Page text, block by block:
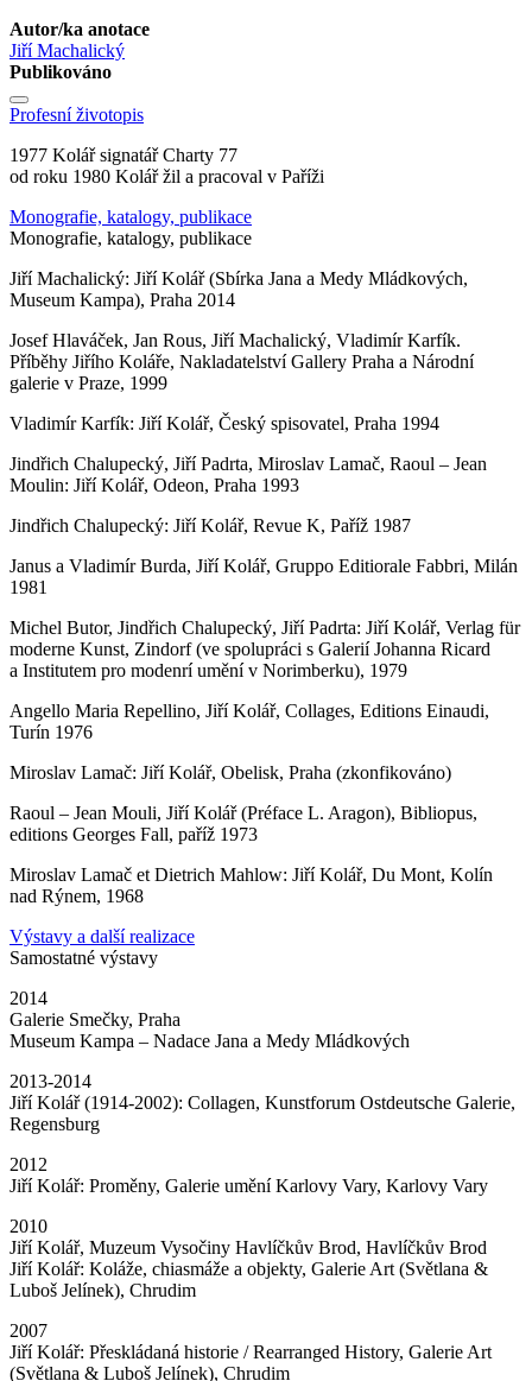
Autor/ka anotace
Jiří Machalický
Publikováno
Profesní životopis
1977 Kolář signatář Charty 77
od roku 1980 Kolář žil a pracoval v Paříži
Monografie, katalogy, publikace
Monografie, katalogy, publikace
Jiří Machalický: Jiří Kolář (Sbírka Jana a Medy Mládkových,
Museum Kampa), Praha 2014
Josef Hlaváček, Jan Rous, Jiří Machalický, Vladimír Karfík.
Příběhy Jiřího Koláře, Nakladatelství Gallery Praha a Národní
galerie v Praze, 1999
Vladimír Karfík: Jiří Kolář, Český spisovatel, Praha 1994
Jindřich Chalupecký, Jiří Padrta, Miroslav Lamač, Raoul – Jean
Moulin: Jiří Kolář, Odeon, Praha 1993
Jindřich Chalupecký: Jiří Kolář, Revue K, Paříž 1987
Janus a Vladimír Burda, Jiří Kolář, Gruppo Editiorale Fabbri, Milán
1981
Michel Butor, Jindřich Chalupecký, Jiří Padrta: Jiří Kolář, Verlag für
moderne Kunst, Zindorf (ve spolupráci s Galerií Johanna Ricard
a Institutem pro modenrí umění v Norimberku), 1979
Angello Maria Repellino, Jiří Kolář, Collages, Editions Einaudi,
Turín 1976
Miroslav Lamač: Jiří Kolář, Obelisk, Praha (zkonfikováno)
Raoul – Jean Mouli, Jiří Kolář (Préface L. Aragon), Bibliopus,
editions Georges Fall, paříž 1973
Miroslav Lamač et Dietrich Mahlow: Jiří Kolář, Du Mont, Kolín
nad Rýnem, 1968
Výstavy a další realizace
Samostatné výstavy
2014
Galerie Smečky, Praha
Museum Kampa – Nadace Jana a Medy Mládkových
2013-2014
Jiří Kolář (1914-2002): Collagen, Kunstforum Ostdeutsche Galerie,
Regensburg
2012
Jiří Kolář: Proměny, Galerie umění Karlovy Vary, Karlovy Vary
2010
Jiří Kolář, Muzeum Vysočiny Havlíčkův Brod, Havlíčkův Brod
Jiří Kolář: Koláže, chiasmáže a objekty, Galerie Art (Světlana &
Luboš Jelínek), Chrudim
2007
Jiří Kolář: Přeskládaná historie / Rearranged History, Galerie Art
(Světlana & Luboš Jelínek), Chrudim